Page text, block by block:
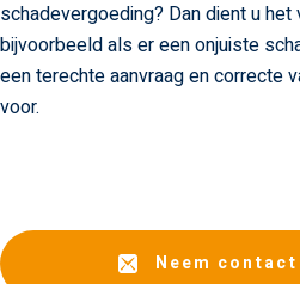
schadevergoeding? Dan dient u
bijvoorbeeld als er een onjuiste
een terechte aanvraag en correcte
voor.
Neem